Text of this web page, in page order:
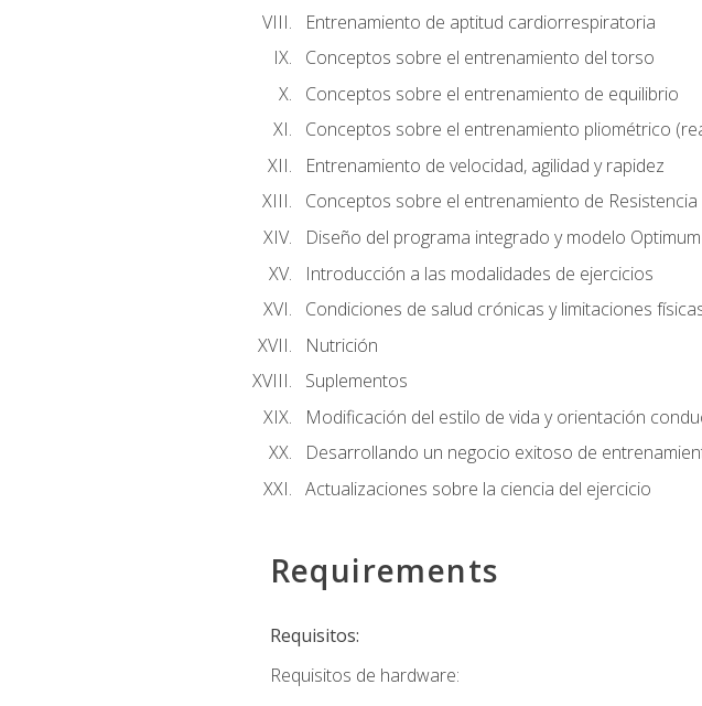
Entrenamiento de aptitud cardiorrespiratoria
Conceptos sobre el entrenamiento del torso
Conceptos sobre el entrenamiento de equilibrio
Conceptos sobre el entrenamiento pliométrico
Entrenamiento de velocidad, agilidad y rapidez
Conceptos sobre el entrenamiento de Resistencia
Diseño del programa integrado y modelo
Introducción a las modalidades de ejercicios
Condiciones de salud crónicas y limitaciones
Nutrición
Suplementos
Modificación del estilo de vida y orientación
Desarrollando un negocio exitoso de
Actualizaciones sobre la ciencia del ejercicio
Requirements
Requisitos:
Requisitos de hardware: